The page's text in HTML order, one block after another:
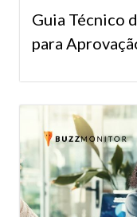
Guia Técnico
para